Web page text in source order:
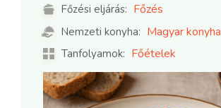
Főzési eljárás: Főzés
Nemzeti konyha: Magyar konyha
Tanfolyamok: Főételek